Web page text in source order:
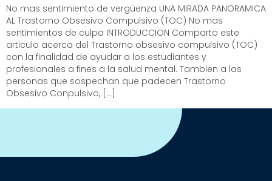
No mas sentimiento de vergüenza UNA MIRADA PANORAMICA
AL Trastorno Obsesivo Compulsivo (TOC) No mas
sentimientos de culpa INTRODUCCION Comparto este
articulo acerca del Trastorno obsesivo compulsivo (TOC)
con la finalidad de ayudar a los estudiantes y
profesionales a fines a la salud mental. Tambien a las
personas que sospechan que padecen Trastorno
Obsesivo Conpulsivo, […]